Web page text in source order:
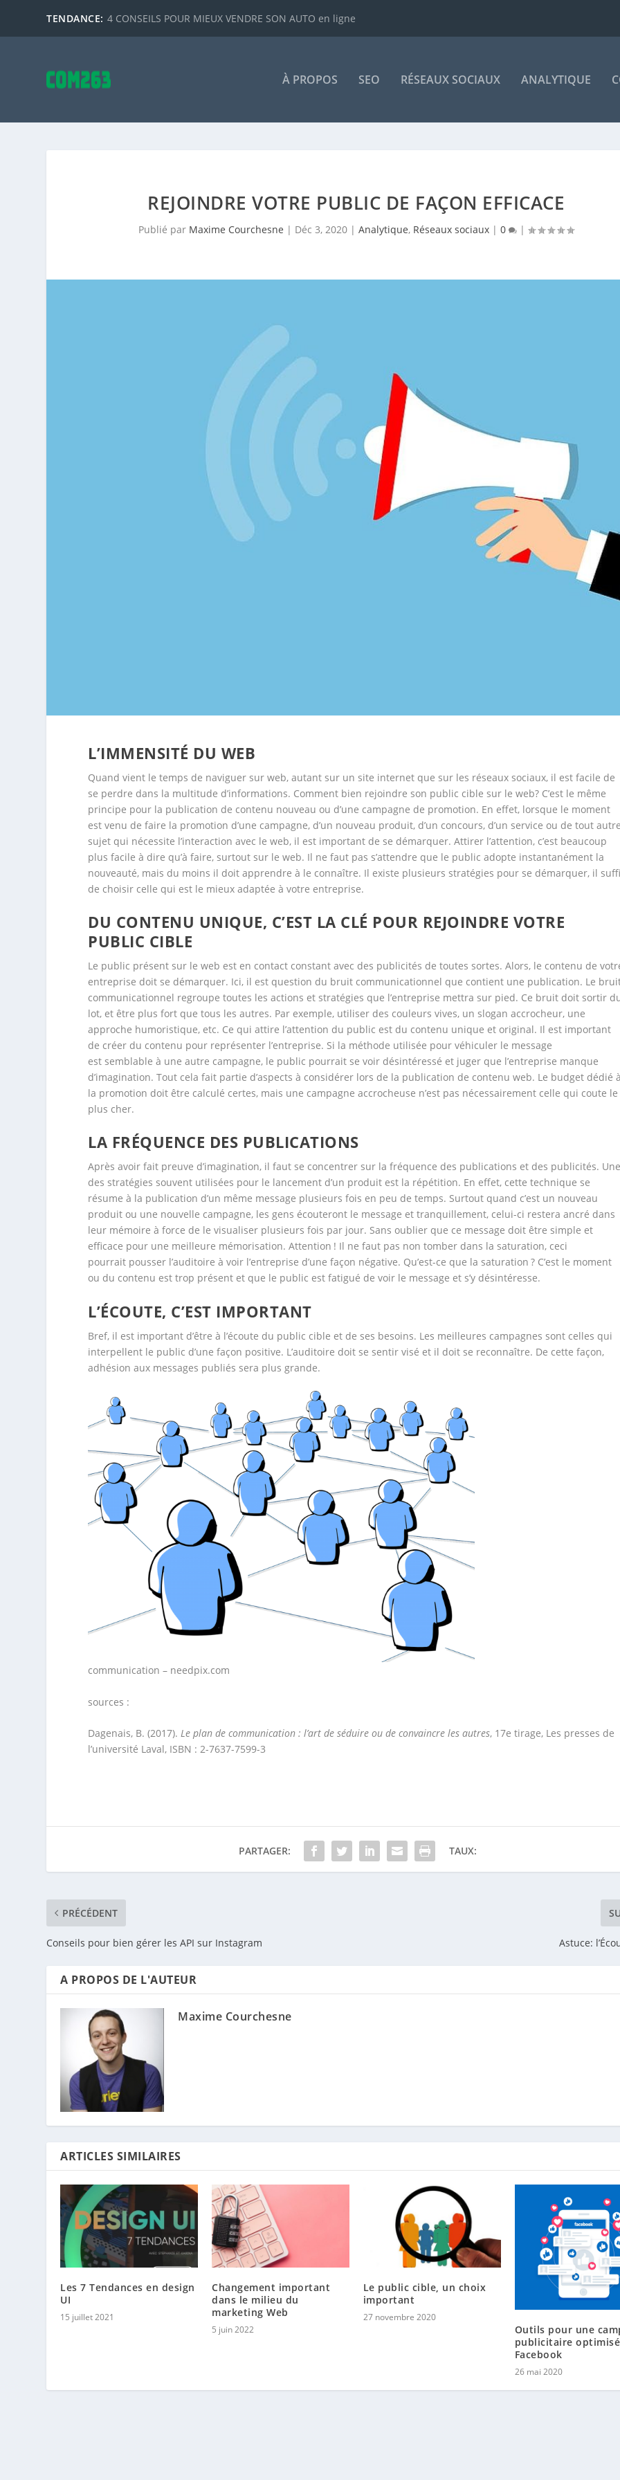
TENDANCE: 4 CONSEILS POUR MIEUX VENDRE SON AUTO en ligne
À PROPOS SEO RÉSEAUX SOCIAUX ANALYTIQUE
REJOINDRE VOTRE PUBLIC DE FAÇON EFFICACE
Publié par Maxime Courchesne | Déc 3, 2020 |Analytique, Réseaux sociaux |0 |
L’IMMENSITÉ DU WEB
Quand vient le temps de naviguer sur web, autant sur un site internet que sur les réseaux sociaux, il est facile de
se perdre dans la multitude d’informations. Comment bien rejoindre son public cible sur le web? C’est le même
principe pour la publication de contenu nouveau ou d’une campagne de promotion. En effet, lorsque le moment
est venu de faire la promotion d’une campagne, d’un nouveau produit, d’un concours, d’un service ou de tout
sujet qui nécessite l’interaction avec le web, il est important de se démarquer. Attirer l’attention, c’est beaucoup
plus facile à dire qu’à faire, surtout sur le web. Il ne faut pas s’attendre que le public adopte instantanément la
nouveauté, mais du moins il doit apprendre à le connaître. Il existe plusieurs stratégies pour se démarquer, il
de choisir celle qui est le mieux adaptée à votre entreprise.
DU CONTENU UNIQUE, C’EST LA CLÉ POUR REJOINDRE VOTRE
PUBLIC CIBLE
Le public présent sur le web est en contact constant avec des publicités de toutes sortes. Alors, le contenu de
entreprise doit se démarquer. Ici, il est question du bruit communicationnel que contient une publication. Le
communicationnel regroupe toutes les actions et stratégies que l’entreprise mettra sur pied. Ce bruit doit sortir
lot, et être plus fort que tous les autres. Par exemple, utiliser des couleurs vives, un slogan accrocheur, une
approche humoristique, etc. Ce qui attire l’attention du public est du contenu unique et original. Il est important
de créer du contenu pour représenter l’entreprise. Si la méthode utilisée pour véhiculer le message
est semblable à une autre campagne, le public pourrait se voir désintéressé et juger que l’entreprise manque
d’imagination. Tout cela fait partie d’aspects à considérer lors de la publication de contenu web. Le budget dédié
la promotion doit être calculé certes, mais une campagne accrocheuse n’est pas nécessairement celle qui coute le
plus cher.
LA FRÉQUENCE DES PUBLICATIONS
Après avoir fait preuve d’imagination, il faut se concentrer sur la fréquence des publications et des publicités.
des stratégies souvent utilisées pour le lancement d’un produit est la répétition. En effet, cette technique se
résume à la publication d’un même message plusieurs fois en peu de temps. Surtout quand c’est un nouveau
produit ou une nouvelle campagne, les gens écouteront le message et tranquillement, celui-ci restera ancré dans
leur mémoire à force de le visualiser plusieurs fois par jour. Sans oublier que ce message doit être simple et
efficace pour une meilleure mémorisation. Attention ! Il ne faut pas non tomber dans la saturation, ceci
pourrait pousser l’auditoire à voir l’entreprise d’une façon négative. Qu’est-ce que la saturation ? C’est le moment
ou du contenu est trop présent et que le public est fatigué de voir le message et s’y désintéresse.
L’ÉCOUTE, C’EST IMPORTANT
Bref, il est important d’être à l’écoute du public cible et de ses besoins. Les meilleures campagnes sont celles qui
interpellent le public d’une façon positive. L’auditoire doit se sentir visé et il doit se reconnaître. De cette façon,
adhésion aux messages publiés sera plus grande.
communication – needpix.com
sources :
Dagenais, B. (2017).Le plan de communication : l’art de séduire ou de convaincre les autres, 17e tirage, Les presses de
l’université Laval, ISBN : 2-7637-7599-3
PARTAGER: TAUX:
PRÉCÉDENT
Conseils pour bien gérer les API sur Instagram Astuce:
A PROPOS DE L'AUTEUR
Maxime Courchesne
ARTICLES SIMILAIRES
Les 7 Tendances en design
UI
15 juillet 2021
Changement important
dans le milieu du
marketing Web
5 juin 2022
Le public cible, un choix
important
27 novembre 2020
Outils pour une
publicitaire
Facebook
26 mai 2020